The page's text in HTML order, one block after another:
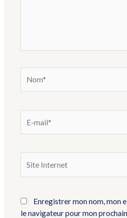
Enregistrer mon nom, mon
le navigateur pour mon